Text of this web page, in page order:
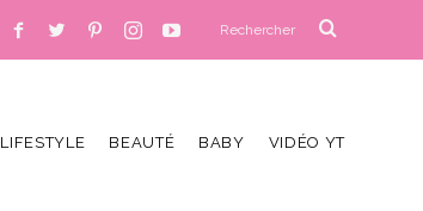
LIFESTYLE BEAUTÉ BABY VIDÉO YT